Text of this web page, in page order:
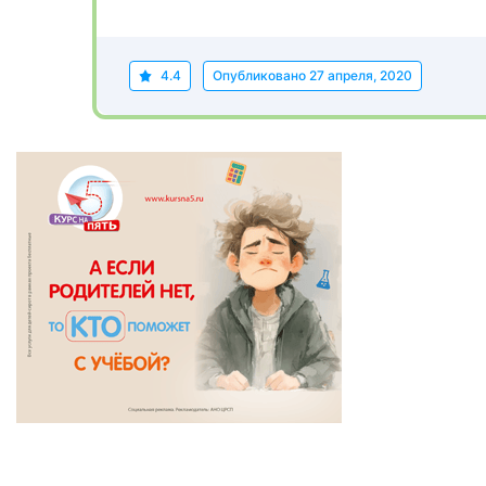
4.4 Опубликовано 27 апреля, 2020